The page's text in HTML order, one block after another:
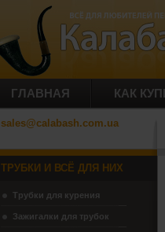
ГЛАВНАЯ КАК
sales@calabash.com.ua
ТРУБКИ И ВСЁ ДЛЯ НИХ
Трубки для курения
Зажигалки для трубок